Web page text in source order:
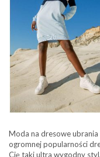
Moda na dresowe ubrania
ogromnej popularności
Cię taki ultra wygodny